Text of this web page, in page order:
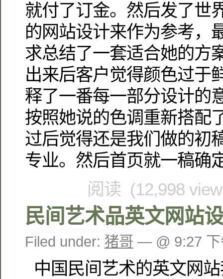
就付了订金。然后发了世
的网站设计来作为参考，
求总结了一套适合她的方
出来后客户觉得颜色过于
释了一番每一部分设计的
按照她说的色调重新搭配
过后觉得还是我们做的初
专业。然后首页就一稿确
阅读 (12,998
民间艺术品英文网站
Filed under: 猪哥 — @ 9:27 下
中国民间艺术的英文网